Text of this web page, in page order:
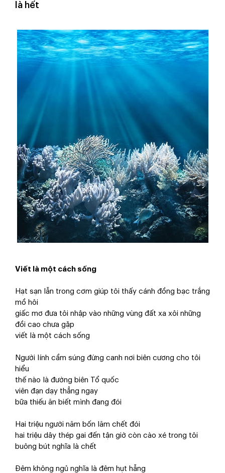
là hết
Viết là một cách sống
Hạt sạn lẫn trong cơm giúp tôi thấy cánh đồng bạc trắng
mồ hôi
giấc mơ đưa tôi nhập vào những vùng đất xa xôi những
đồi cao chưa gặp
viết là một cách sống
Người lính cầm súng đứng canh nơi biên cương cho tôi
hiểu
thế nào là đường biên Tổ quốc
viên đạn dạy thẳng ngay
bữa thiếu ăn biết mình đang đói
Hai triệu người năm bốn lăm chết đói
hai triệu dây thép gai đến tận giờ còn cào xé trong tôi
buông bút nghĩa là chết
Đêm không ngủ nghĩa là đêm hụt hẫng